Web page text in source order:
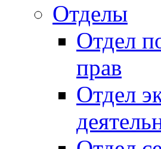
Отделы
Отдел
прав
Отдел